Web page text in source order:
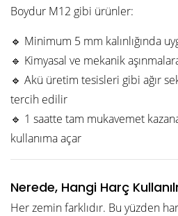
Boydur M12 gibi ürünler:
🔹 Minimum 5 mm kalınlığında
🔹 Kimyasal ve mekanik
🔹 Akü üretim tesisleri gibi ağır
tercih edilir
🔹 1 saatte tam mukavemet
kullanıma açar
Nerede, Hangi Harç
Her zemin farklıdır. Bu yüzden